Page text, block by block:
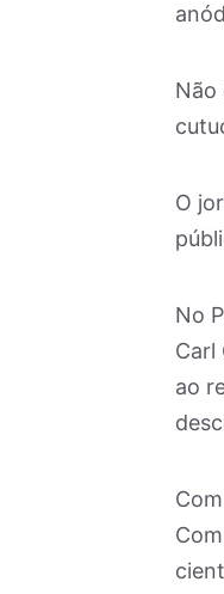
Não
O
No
Carl
ao